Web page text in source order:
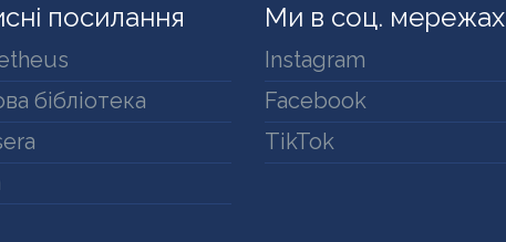
посилання
бібліотека
Ми в соц. мережах
Instagram
Facebook
TikTok